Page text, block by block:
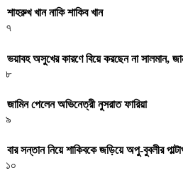
শাহরুখ খান নাকি শাকিব খান
৭
ভয়াবহ অসুখের কারণে বিয়ে করছেন না সালমান,
৮
জামিন পেলেন অভিনেত্রী নুসরাত ফারিয়া
৯
বার সন্তান নিয়ে শাকিবকে জড়িয়ে অপু-বুবলীর
১০